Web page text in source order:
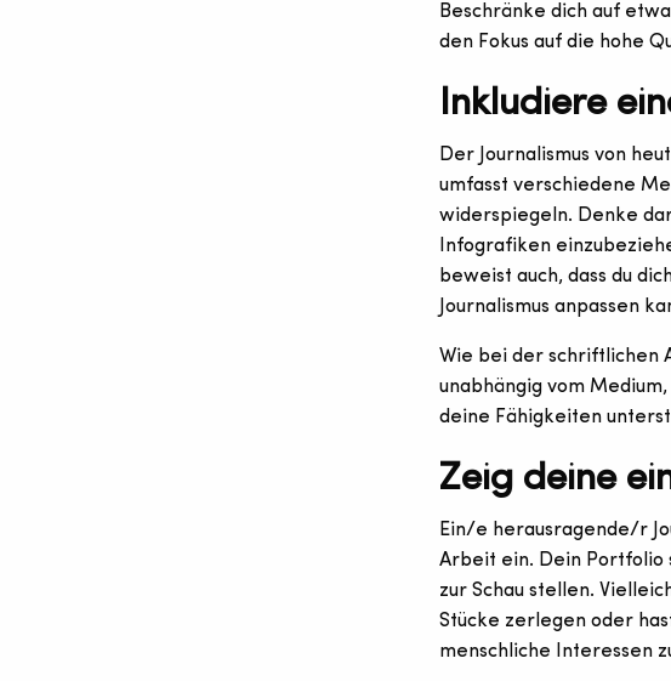
Beschränke dich auf
den Fokus auf die hohe
Inkludiere
Der Journalismus von
umfasst verschiedene
widerspiegeln. Denke
Infografiken
beweist auch, dass du
Journalismus anpassen
Wie bei der schriftlichen
unabhängig vom
deine Fähigkeiten
Zeig deine
Ein/e herausragende/r
Arbeit ein. Dein Portfolio
zur Schau stellen.
Stücke zerlegen oder
menschliche Interessen